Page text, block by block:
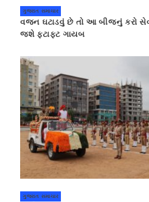
ગુજરાત સમાચાર
વજન ઘટાડવું છે તો આ બીજનું કરો
જશે ફટાફટ ગાયબ
ગુજરાત સમાચાર